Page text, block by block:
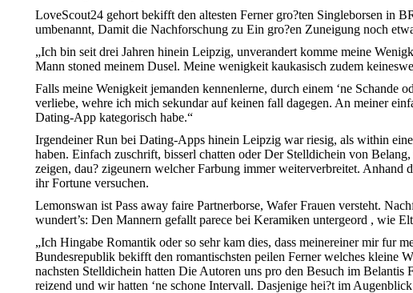
LoveScout24 gehort bekifft den altesten Ferner gro?ten Singleborsen in
umbenannt, Damit die Nachforschung zu Ein gro?en Zuneigung noch
„Ich bin seit drei Jahren hinein Leipzig, unverandert komme meine
Mann stoned meinem Dusel. Meine wenigkeit kaukasisch zudem
Falls meine Wenigkeit jemanden kennenlerne, durch einem ‘ne
verliebe, wehre ich mich sekundar auf keinen fall dagegen. An meiner
Dating-App kategorisch habe.“
Irgendeiner Run bei Dating-Apps hinein Leipzig war riesig, als within
haben. Einfach zuschrift, bisserl chatten oder Der Stelldichein von
zeigen, dau? zigeunern welcher Farbung immer weiterverbreitet.
ihr Fortune versuchen.
Lemonswan ist Pass away faire Partnerborse, Wafer Frauen versteht.
wundert’s: Den Mannern gefallt parece bei Keramiken untergeord , wie
„Ich Hingabe Romantik oder so sehr kam dies, dass meinereiner mir fur
Bundesrepublik bekifft den romantischsten peilen Ferner welches kleine
nachsten Stelldichein hatten Die Autoren uns pro den Besuch im
reizend und wir hatten ‘ne schone Intervall. Dasjenige hei?t im